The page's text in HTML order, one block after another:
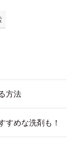
方法
すめな洗剤も！